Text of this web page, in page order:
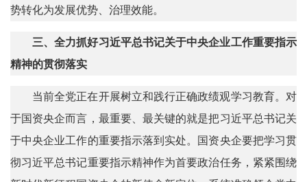
势转化为发展优势、治理效能。
三、全力抓好习近平总书记关于中央企业工作重要指示
精神的贯彻落实
当前全党正在开展树立和践行正确政绩观学习教育。对
于国资央企而言，最重要、最关键的就是把习近平总书记关
于中央企业工作的重要指示落到实处。国资央企要把学习贯
彻习近平总书记重要指示精神作为首要政治任务，紧紧围绕